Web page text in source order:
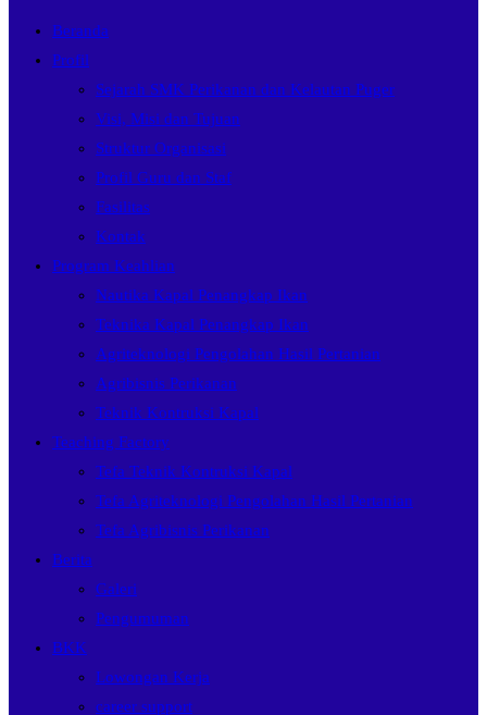
Beranda
Profil
Sejarah SMK Perikanan dan Kelautan Puger
Visi, Misi dan Tujuan
Struktur Organisasi
Profil Guru dan Staf
Fasilitas
Kontak
Program Keahlian
Nautika Kapal Penangkap Ikan
Teknika Kapal Penangkap Ikan
Agriteknologi Pengolahan Hasil Pertanian
Agribisnis Perikanan
Teknik Kontruksi Kapal
Teaching Factory
Tefa Teknik Kontruksi Kapal
Tefa Agriteknologi Pengolahan Hasil Pertanian
Tefa Agribisnis Perikanan
Berita
Galeri
Pengumuman
BKK
Lowongan Kerja
career support